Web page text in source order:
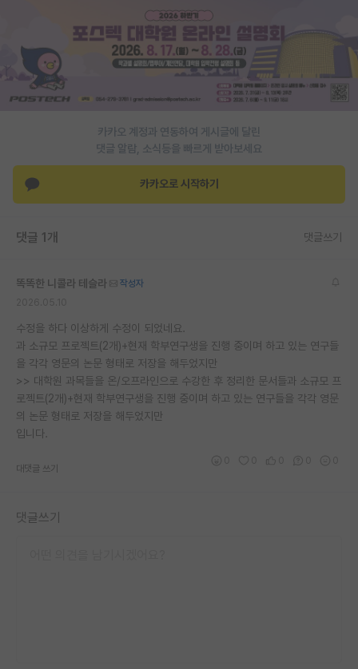
반도체 아카데미
재팬라운지 🌸
카카오 계정과 연동하여 게시글에 달린
댓글 알람, 소식등을 빠르게 받아보세요
카카오로 시작하기
댓글 1개 댓글쓰기
똑똑한 니콜라 테슬라
작성자
수정을 하다 이상하게 수정이 되었네요.
과 소규모 프로젝트(2개)+현재 학부연구생을 진행 중이며 하고 있는 연구들
을 각각 영문의 논문 형태로 저장을 해두었지만
>> 대학원 과목들을 온/오프라인으로 수강한 후 정리한 문서들과 소규모 프
로젝트(2개)+현재 학부연구생을 진행 중이며 하고 있는 연구들을 각각 영문
의 논문 형태로 저장을 해두었지만
입니다.
대댓글 쓰기
댓글쓰기